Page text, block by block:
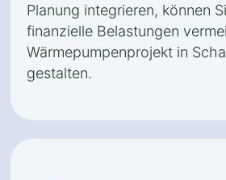
Planung integrieren, können
finanzielle Belastungen
Wärmepumpenprojekt in
gestalten.